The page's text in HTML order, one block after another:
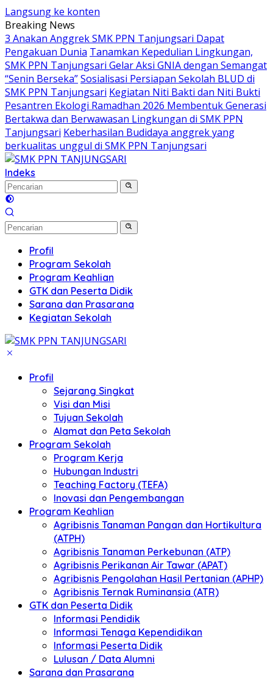
Langsung ke konten
Breaking News
3 Anakan Anggrek SMK PPN Tanjungsari Dapat
Pengakuan Dunia Tanamkan Kepedulian Lingkungan,
SMK PPN Tanjungsari Gelar Aksi GNIA dengan Semangat
“Senin Berseka”Sosialisasi Persiapan Sekolah BLUD di
SMK PPN Tanjungsari Kegiatan Niti Bakti dan Niti Bukti
Pesantren Ekologi Ramadhan 2026 Membentuk Generasi
Bertakwa dan Berwawasan Lingkungan di SMK PPN
Tanjungsari Keberhasilan Budidaya anggrek yang
berkualitas unggul di SMK PPN Tanjungsari
Indeks
Profil
Program Sekolah
Program Keahlian
GTK dan Peserta Didik
Sarana dan Prasarana
Kegiatan Sekolah
Profil
Sejarang Singkat
Visi dan Misi
Tujuan Sekolah
Alamat dan Peta Sekolah
Program Sekolah
Program Kerja
Hubungan Industri
Teaching Factory (TEFA)
Inovasi dan Pengembangan
Program Keahlian
Agribisnis Tanaman Pangan dan Hortikultura
(ATPH)
Agribisnis Tanaman Perkebunan (ATP)
Agribisnis Perikanan Air Tawar (APAT)
Agribisnis Pengolahan Hasil Pertanian (APHP)
Agribisnis Ternak Ruminansia (ATR)
GTK dan Peserta Didik
Informasi Pendidik
Informasi Tenaga Kependidikan
Informasi Peserta Didik
Lulusan / Data Alumni
Sarana dan Prasarana